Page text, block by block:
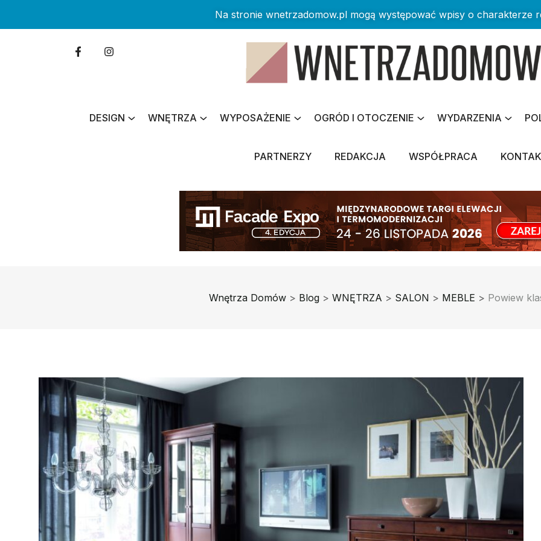
Na stronie wnetrzadomow.pl mogą występować wpisy o charakterze
DESIGN WNĘTRZA WYPOSAŻENIE OGRÓD I OTOCZENIE WYDARZENIA
PARTNERZY REDAKCJA WSPÓŁPRACA
Wnętrza Domów > Blog > WNĘTRZA > SALON > MEBLE > Powiew